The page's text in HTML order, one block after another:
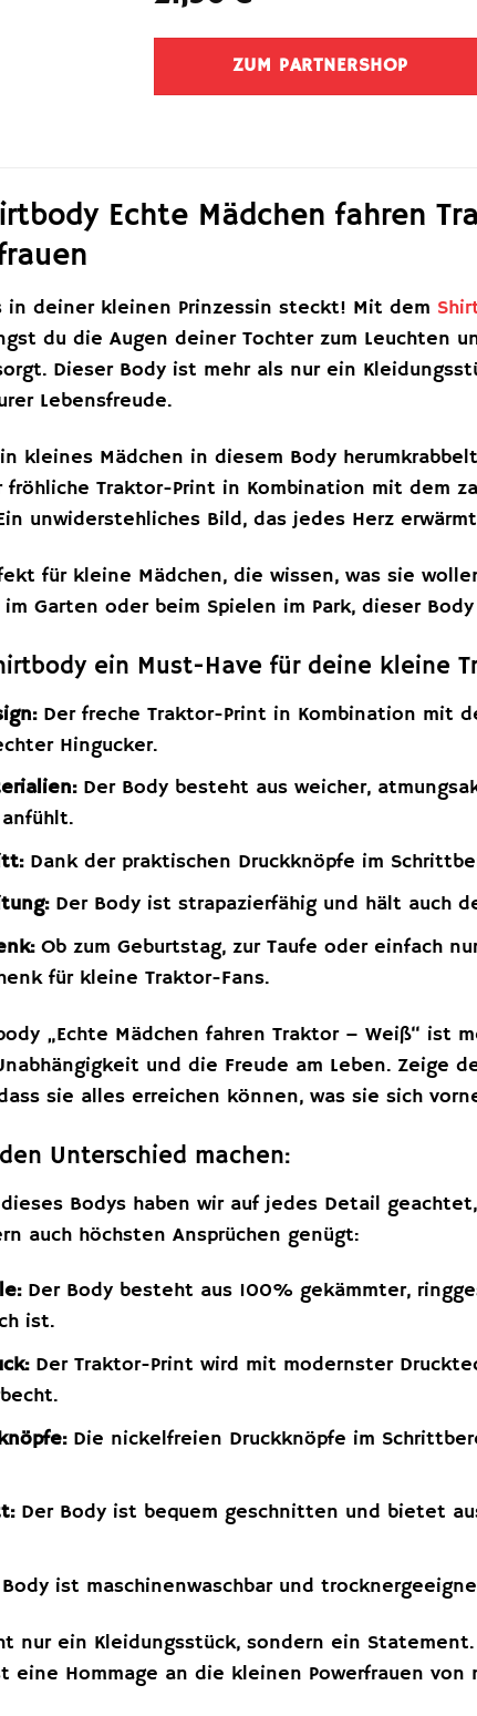
ZUM PARTNERSHOP
Echte Mädchen fahren
in deiner kleinen Prinzessin steckt! Mit dem
du die Augen deiner Tochter zum Leuchten
Dieser Body ist mehr als nur ein
Lebensfreude.
kleines Mädchen in diesem Body
fröhliche Traktor-Print in Kombination mit dem
unwiderstehliches Bild, das jedes Herz
für kleine Mädchen, die wissen, was sie
im Garten oder beim Spielen im Park, dieser
ein Must-Have für deine kleine
Der freche Traktor-Print in Kombination mit
Hingucker.
Der Body besteht aus weicher,
Dank der praktischen Druckknöpfe im
Der Body ist strapazierfähig und hält auch
Ob zum Geburtstag, zur Taufe oder einfach
für kleine Traktor-Fans.
„Echte Mädchen fahren Traktor – Weiß“ ist
und die Freude am Leben. Zeige
sie alles erreichen können, was sie sich
Unterschied machen:
Bodys haben wir auf jedes Detail
auch höchsten Ansprüchen genügt:
Der Body besteht aus 100% gekämmter,
ist.
Der Traktor-Print wird mit modernster
Die nickelfreien Druckknöpfe im
Der Body ist bequem geschnitten und bietet
ist maschinenwaschbar und
nur ein Kleidungsstück, sondern ein
eine Hommage an die kleinen Powerfrauen